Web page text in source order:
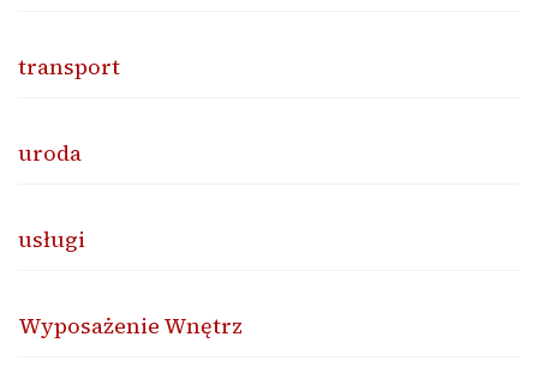
transport
uroda
usługi
Wyposażenie Wnętrz